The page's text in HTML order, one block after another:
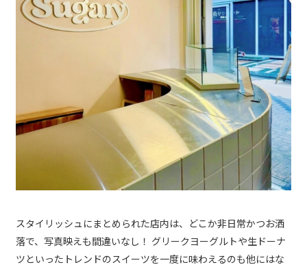
スタイリッシュにまとめられた店内は、どこか非日常かつお洒
落で、写真映えも間違いなし！ グリークヨーグルトや生ドーナ
ツといったトレンドのスイーツを一度に味わえるのも他にはな